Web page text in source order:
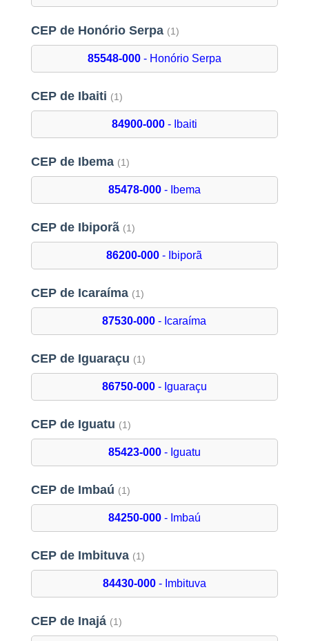
CEP de Honório Serpa (1)
85548-000- Honório Serpa
CEP de Ibaiti (1)
84900-000- Ibaiti
CEP de Ibema (1)
85478-000- Ibema
CEP de Ibiporã (1)
86200-000 - Ibiporã
CEP de Icaraíma (1)
87530-000 - Icaraíma
CEP de Iguaraçu (1)
86750-000- Iguaraçu
CEP de Iguatu (1)
85423-000- Iguatu
CEP de Imbaú (1)
84250-000- Imbaú
CEP de Imbituva (1)
84430-000- Imbituva
CEP de Inajá (1)